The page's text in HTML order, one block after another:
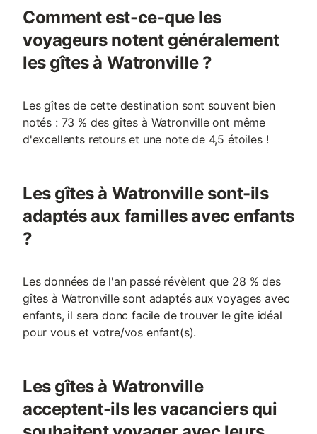
Comment est-ce-que les
voyageurs notent généralement
les gîtes à Watronville ?
Les gîtes de cette destination sont souvent bien
notés : 73 % des gîtes à Watronville ont même
d'excellents retours et une note de 4,5 étoiles !
Les gîtes à Watronville sont-ils
adaptés aux familles avec enfants
?
Les données de l'an passé révèlent que 28 % des
gîtes à Watronville sont adaptés aux voyages avec
enfants, il sera donc facile de trouver le gîte idéal
pour vous et votre/vos enfant(s).
Les gîtes à Watronville
acceptent-ils les vacanciers qui